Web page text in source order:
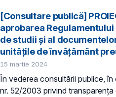
[Consultare publică]
aprobarea
de studii și al
unitățile de învățământ
15 martie 2024
În vederea consultării publice,
nr. 52/2003 privind